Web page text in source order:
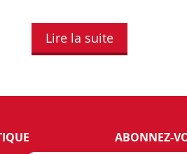
Lire la suite
ABONNEZ-